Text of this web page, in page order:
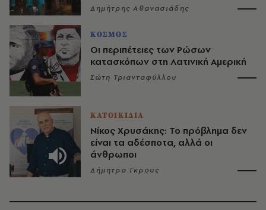
Δημήτρης Αθανασιάδης
ΚΟΣΜΟΣ
Οι περιπέτειες των Ρώσων
κατασκόπων στη Λατινική Αμερική
Σώτη Τριανταφύλλου
ΚΑΤΟΙΚΙΔΙΑ
Νίκος Χρυσάκης: Το πρόβλημα δεν
είναι τα αδέσποτα, αλλά οι
άνθρωποι
Δήμητρα Γκρους